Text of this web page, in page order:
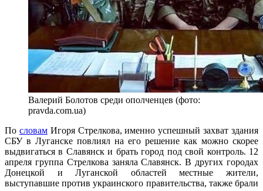
Валерий Болотов среди ополченцев (фото:
pravda.com.ua)
По словамИгоря Стрелкова, именно успешный захват здания
СБУ в Луганске повлиял на его решение как можно скорее
выдвигаться в Славянск и брать город под свой контроль. 12
апреля группа Стрелкова заняла Славянск. В других городах
Донецкой и Луганской областей местные жители,
выступавшие против украинского правительства, также брали